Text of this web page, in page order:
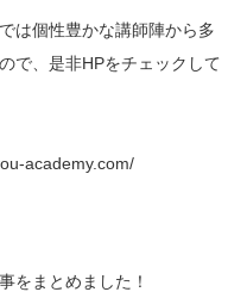
は個性豊かな講師陣から多
で、是非HPをチェックして
academy.com/
をまとめました！